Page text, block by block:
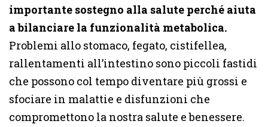
importante sostegno alla salute perché aiuta
a bilanciare la funzionalità metabolica.
Problemi allo stomaco, fegato, cistifellea,
rallentamenti all’intestino sono piccoli fastidi
che possono col tempo diventare più grossi e
sfociare in malattie e disfunzioni che
compromettono la nostra salute e benessere.